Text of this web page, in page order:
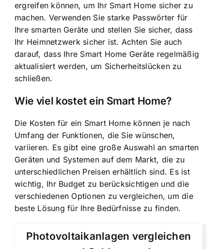
ergreifen können, um Ihr Smart Home sicher zu
machen. Verwenden Sie starke Passwörter für
Ihre smarten Geräte und stellen Sie sicher, dass
Ihr Heimnetzwerk sicher ist. Achten Sie auch
darauf, dass Ihre Smart Home Geräte regelmäßig
aktualisiert werden, um Sicherheitslücken zu
schließen.
Wie viel kostet ein Smart Home?
Die Kosten für ein Smart Home können je nach
Umfang der Funktionen, die Sie wünschen,
variieren. Es gibt eine große Auswahl an smarten
Geräten und Systemen auf dem Markt, die zu
unterschiedlichen Preisen erhältlich sind. Es ist
wichtig, Ihr Budget zu berücksichtigen und die
verschiedenen Optionen zu vergleichen, um die
beste Lösung für Ihre Bedürfnisse zu finden.
Photovoltaikanlagen vergleichen